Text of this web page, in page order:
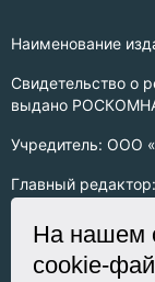
Наименование
Свидетельство о
выдано
Учредитель: ООО
Главный
Информация на
Все права на
На нашем
cookie-